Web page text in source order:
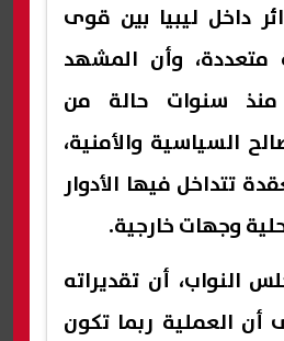
داخل ليبيا بين قوى
متعددة، وأن المشهد
سنوات حالة من
السياسية والأمنية،
تتداخل فيها الأدوار
وجهات خارجية.
النواب، أن تقديراته
أن العملية ربما تكون